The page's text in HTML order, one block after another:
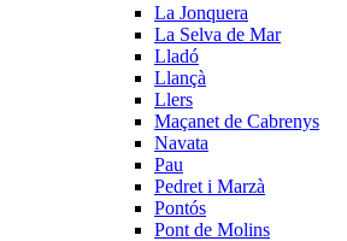
La Jonquera
La Selva de Mar
Lladó
Llançà
Llers
Maçanet de Cabrenys
Navata
Pau
Pedret i Marzà
Pontós
Pont de Molins